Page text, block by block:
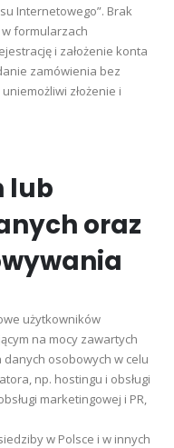
Internetowego”. Brak
formularzach
i założenie konta
zamówienia bez
złożenie i
lub
oraz
użytkowników
na mocy zawartych
osobowych w celu
np. hostingu i obsługi
marketingowej i PR,
w Polsce i w innych